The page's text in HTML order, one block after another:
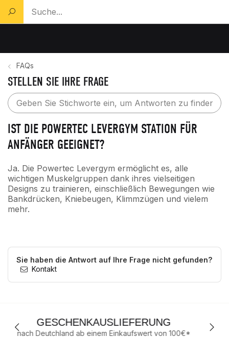
FAQs
STELLEN SIE IHRE FRAGE
IST DIE POWERTEC LEVERGYM STATION FÜR
ANFÄNGER GEEIGNET?
Ja. Die Powertec Levergym ermöglicht es, alle
wichtigen Muskelgruppen dank ihres vielseitigen
Designs zu trainieren, einschließlich Bewegungen wie
Bankdrücken, Kniebeugen, Klimmzügen und vielem
mehr.
Sie haben die Antwort auf Ihre Frage nicht gefunden?
Kontakt
von 100€*
WELTWEIT
für unsere Qualität/Solidität/